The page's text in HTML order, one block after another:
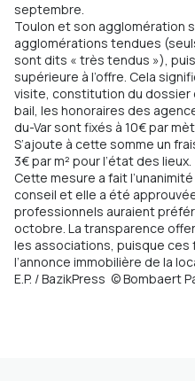
septembre.
Toulon et son agglomération
agglomérations tendues
sont dits « très tendus »),
supérieure à l’offre. Cela
visite, constitution du
bail, les honoraires des
du-Var sont fixés à 10€ par
S’ajoute à cette somme un
3€ par m² pour l’état des lieux.
Cette mesure a fait
conseil et elle a été
professionnels auraient
octobre. La transparence
les associations, puisque
l’annonce immobilière de la
E.P. / BazikPress © Bombaert